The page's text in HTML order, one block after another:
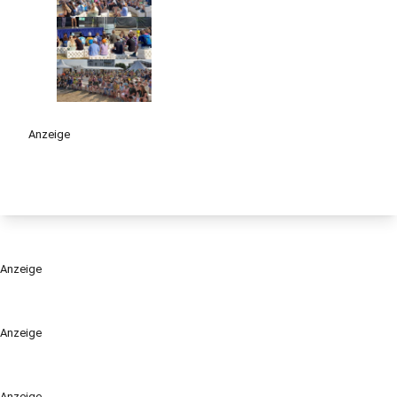
Anzeige
Anzeige
Anzeige